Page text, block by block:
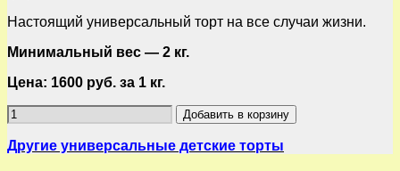
Настоящий универсальный торт на все случаи жизни.
Минимальный вес — 2 кг.
Цена: 1600 руб. за 1 кг.
Добавить в корзину
Другие универсальные детские торты